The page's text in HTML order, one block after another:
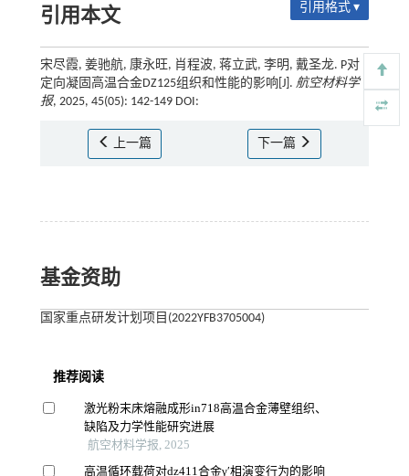
引用本文 引用格式 ▾
宋尽霞, 姜驰航, 康永旺, 肖程波, 蒋立武, 李明, 戴圣龙. P对
定向凝固高温合金DZ125组织和性能的影响[J]. 航空材料学
报, 2025, 45(05): 142-149 DOI:
上一篇 下一篇
基金资助
国家重点研发计划项目(2022YFB3705004)